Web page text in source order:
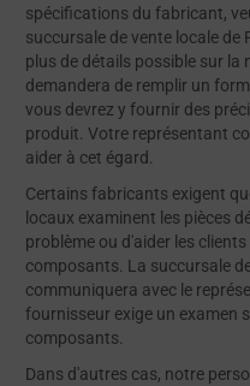
spécifications du fabricant,
succursale de vente locale de
plus de détails possible sur la
demandera de remplir un
vous devrez y fournir des
produit. Votre représentant
aider à cet égard.
Certains fabricants exigent
locaux examinent les pièces
problème ou d'aider les
composants. La succursale
communiquera avec le
fournisseur exige un examen
composants.
Dans d'autres cas, notre